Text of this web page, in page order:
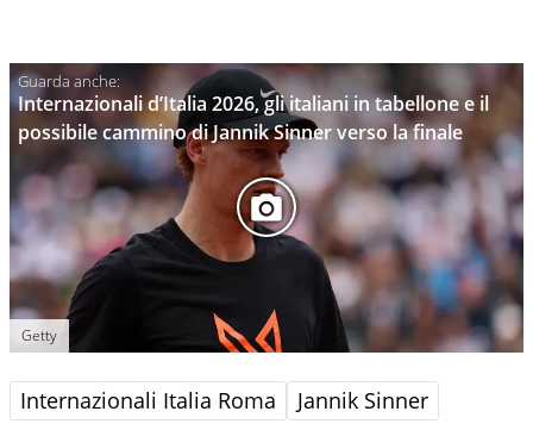
Internazionali d’Italia 2026, gli italiani in tabellone e il
possibile cammino di Jannik Sinner verso la finale
Getty
Internazionali Italia Roma Jannik Sinner